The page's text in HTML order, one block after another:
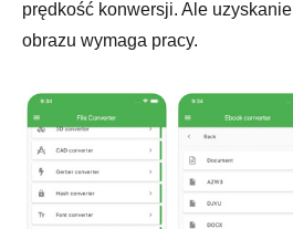
prędkość konwersji. Ale
obrazu wymaga pracy.